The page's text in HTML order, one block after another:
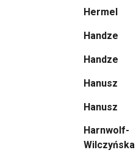
Hermel
Handze
Handze
Hanusz
Hanusz
Harnwolf-
Wilczyńska